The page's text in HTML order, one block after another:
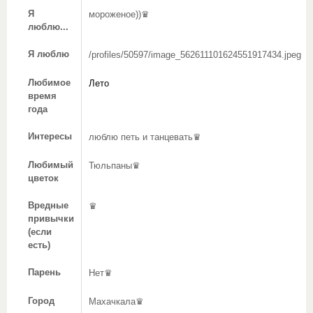
Я
люблю...
мороженое))♛
Я люблю /profiles/50597/image_562611101624551917434.jpeg
Любимое
время
года
Лето
Интересы люблю петь и танцевать♛
Любимый
цветок
Тюльпаны♛
Вредные
привычки
(если
есть)
♛
Парень Нет♛
Город Махачкала♛